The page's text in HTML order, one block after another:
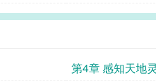
第4章 感知天地